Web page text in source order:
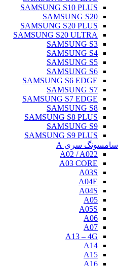
SAMSUNG S10 PLUS
SAMSUNG S20
SAMSUNG S20 PLUS
SAMSUNG S20 ULTRA
SAMSUNG S3
SAMSUNG S4
SAMSUNG S5
SAMSUNG S6
SAMSUNG S6 EDGE
SAMSUNG S7
SAMSUNG S7 EDGE
SAMSUNG S8
SAMSUNG S8 PLUS
SAMSUNG S9
SAMSUNG S9 PLUS
سامسونگ سری A
A02 / A022
A03 CORE
A03S
A04E
A04S
A05
A05S
A06
A07
A13 – 4G
A14
A15
A16